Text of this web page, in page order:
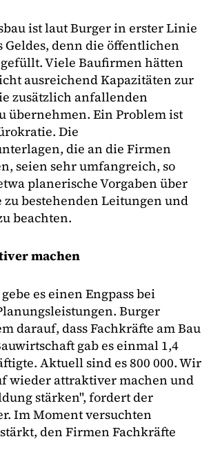
ist laut Burger in erster Linie
Geldes, denn die öffentlichen
gefüllt. Viele Baufirmen hätten
ausreichend Kapazitäten zur
zusätzlich anfallenden
übernehmen. Ein Problem ist
Die
die an die Firmen
seien sehr umfangreich, so
planerische Vorgaben über
bestehenden Leitungen und
beachten.
machen
es einen Engpass bei
Burger
darauf, dass Fachkräfte am Bau
gab es einmal 1,4
Aktuell sind es 800 000. Wir
wieder attraktiver machen und
stärken", fordert der
Im Moment versuchten
den Firmen Fachkräfte